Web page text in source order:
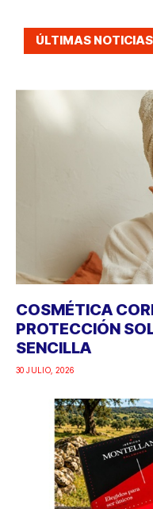
ÚLTIMAS NOTICIAS
COSMÉTICA
PROTECCIÓN
SENCILLA
30 JULIO, 2026